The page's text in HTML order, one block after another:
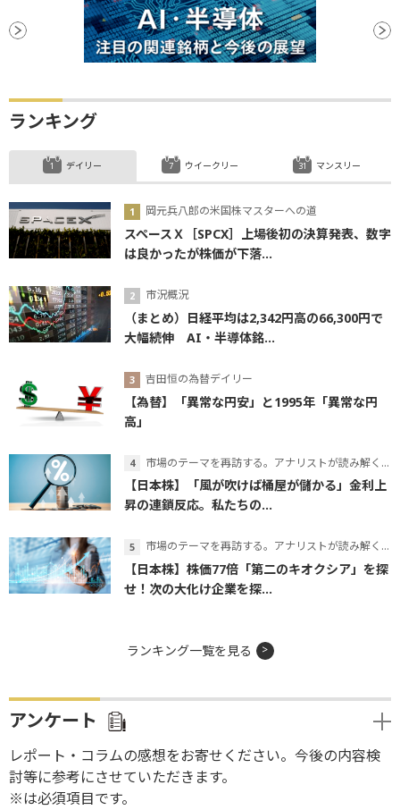
ランキング
デイリー
岡元兵八郎の米国株マスターへの道
スペースＸ［SPCX］上場後初の決算発表、数字
は良かったが株価が下落...
市況概況
（まとめ）日経平均は2,342円高の66,300円で
大幅続伸 AI・半導体銘...
吉田恒の為替デイリー
【為替】「異常な円安」と1995年「異常な円
高」
市場のテーマを再訪する。アナリストが読み解くテーマの本質
【日本株】「風が吹けば桶屋が儲かる」金利上
昇の連鎖反応。私たちの...
市場のテーマを再訪する。アナリストが読み解くテーマの本質
【日本株】株価77倍「第二のキオクシア」を探
せ！次の大化け企業を探...
ウイークリー マンスリー
ランキング一覧を見る
アンケート
レポート・コラムの感想をお寄せください。今後の内容検
討等に参考にさせていただきます。
※は必須項目です。